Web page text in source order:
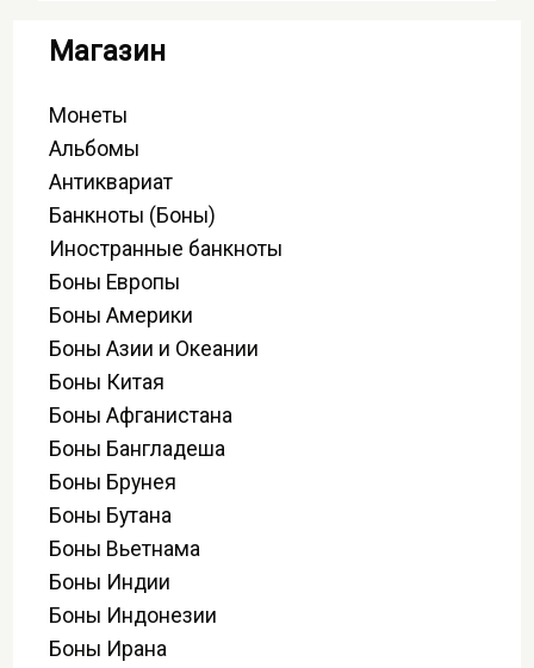
Магазин
Монеты
Альбомы
Антиквариат
Банкноты (Боны)
Иностранные банкноты
Боны Европы
Боны Америки
Боны Азии и Океании
Боны Китая
Боны Афганистана
Боны Бангладеша
Боны Брунея
Боны Бутана
Боны Вьетнама
Боны Индии
Боны Индонезии
Боны Ирана